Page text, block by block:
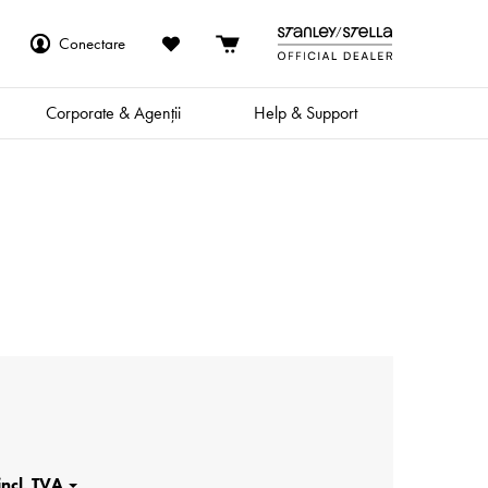
Conectare
Corporate & Agenții Help & Support